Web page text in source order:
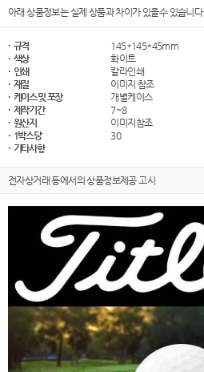
아래 상품정보는 실제 상품과 차이가 있을수 있습니다
· 규격
145*145*45mm
· 색상
화이트
· 인쇄
칼라인쇄
· 재질
이미지 참조
· 케이스 및 포장
개별케이스
· 제작기간
7~8
· 원산지
이미지참조
· 1박스당
30
· 기타사항
전자상거래 등에서의 상품정보제공 고시